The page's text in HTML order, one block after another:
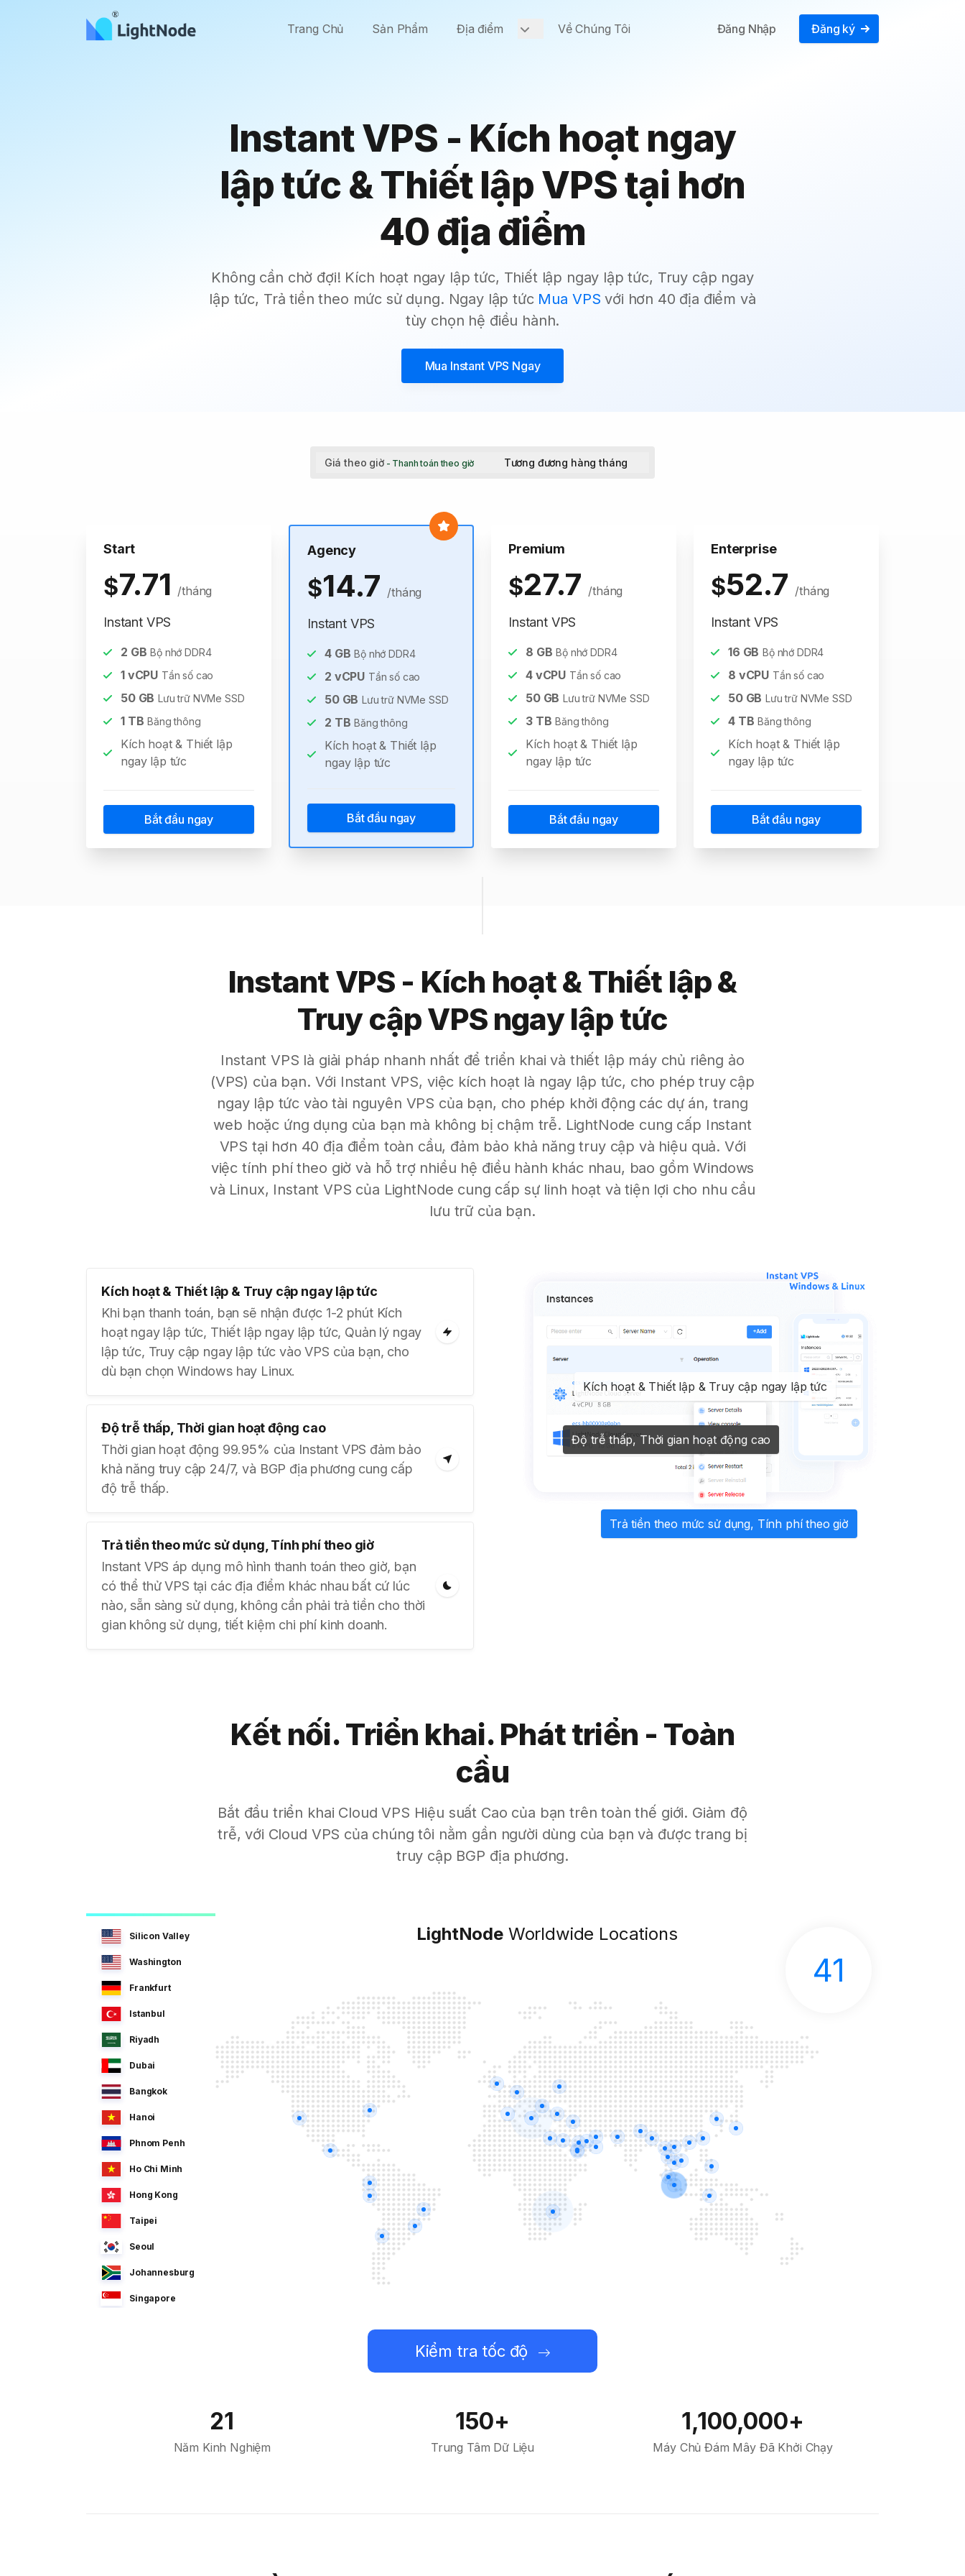
Trang Chủ Sản Phẩm Địa điểm Về Chúng Tôi Đăng Nhập Đăng ký
Instant VPS - Kích hoạt ngay
lập tức & Thiết lập VPS tại hơn
40 địa điểm
Không cần chờ đợi! Kích hoạt ngay lập tức, Thiết lập ngay lập tức, Truy cập ngay
lập tức, Trả tiền theo mức sử dụng. Ngay lập tức Mua VPS với hơn 40 địa điểm và
tùy chọn hệ điều hành.
Mua Instant VPS Ngay
Giá theo giờ - Thanh toán theo giờ Tương đương hàng tháng
Start
$7.71 /tháng
Instant VPS
2 GB Bộ nhớ DDR4
1vCPU Tần số cao
50GB Lưu trữ NVMe SSD
1TB Băng thông
Kích hoạt & Thiết lập
ngay lập tức
Bắt đầu ngay
Agency
$14.7 /tháng
Instant VPS
4GB Bộ nhớ DDR4
2 vCPU Tần số cao
50GB Lưu trữ NVMe SSD
2 TB Băng thông
Kích hoạt & Thiết lập
ngay lập tức
Bắt đầu ngay
Premium
$27.7 /tháng
Instant VPS
8 GB Bộ nhớ DDR4
4vCPU Tần số cao
50GB Lưu trữ NVMe SSD
3TB Băng thông
Kích hoạt & Thiết lập
ngay lập tức
Bắt đầu ngay
Enterprise
$52.7 /tháng
Instant VPS
16 GB Bộ nhớ DDR4
8 vCPU Tần số cao
50GB Lưu trữ NVMe SSD
4TB Băng thông
Kích hoạt & Thiết lập
ngay lập tức
Bắt đầu ngay
Instant VPS - Kích hoạt & Thiết lập &
Truy cập VPS ngay lập tức
Instant VPS là giải pháp nhanh nhất để triển khai và thiết lập máy chủ riêng ảo
(VPS) của bạn. Với Instant VPS, việc kích hoạt là ngay lập tức, cho phép truy cập
ngay lập tức vào tài nguyên VPS của bạn, cho phép khởi động các dự án, trang
web hoặc ứng dụng của bạn mà không bị chậm trễ. LightNode cung cấp Instant
VPS tại hơn 40 địa điểm toàn cầu, đảm bảo khả năng truy cập và hiệu quả. Với
việc tính phí theo giờ và hỗ trợ nhiều hệ điều hành khác nhau, bao gồm Windows
và Linux, Instant VPS của LightNode cung cấp sự linh hoạt và tiện lợi cho nhu cầu
lưu trữ của bạn.
Kích hoạt & Thiết lập & Truy cập ngay lập tức
Khi bạn thanh toán, bạn sẽ nhận được 1-2 phút Kích
hoạt ngay lập tức, Thiết lập ngay lập tức, Quản lý ngay
lập tức, Truy cập ngay lập tức vào VPS của bạn, cho
dù bạn chọn Windows hay Linux.
Độ trễ thấp, Thời gian hoạt động cao
Thời gian hoạt động 99.95% của Instant VPS đảm bảo
khả năng truy cập 24/7, và BGP địa phương cung cấp
độ trễ thấp.
Trả tiền theo mức sử dụng, Tính phí theo giờ
Instant VPS áp dụng mô hình thanh toán theo giờ, bạn
có thể thử VPS tại các địa điểm khác nhau bất cứ lúc
nào, sẵn sàng sử dụng, không cần phải trả tiền cho thời
gian không sử dụng, tiết kiệm chi phí kinh doanh.
Kích hoạt & Thiết lập & Truy cập ngay lập tức
Độ trễ thấp, Thời gian hoạt động cao
Trả tiền theo mức sử dụng, Tính phí theo giờ
Kết nối. Triển khai. Phát triển - Toàn
cầu
Bắt đầu triển khai Cloud VPS Hiệu suất Cao của bạn trên toàn thế giới. Giảm độ
trễ, với Cloud VPS của chúng tôi nằm gần người dùng của bạn và được trang bị
truy cập BGP địa phương.
Silicon Valley
Washington
Frankfurt
Istanbul
Riyadh
Dubai
Bangkok
Hanoi
Phnom Penh
Ho Chi Minh
Hong Kong
Taipei
Seoul
Johannesburg
Singapore
LightNode Worldwide Locations
41
Kiểm tra tốc độ
21
Năm Kinh Nghiệm
150+
Trung Tâm Dữ Liệu
1,100,000+
Máy Chủ Đám Mây Đã Khởi Chạy